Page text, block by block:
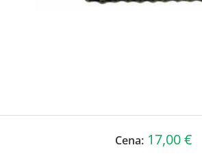
Cena: 17,00 €